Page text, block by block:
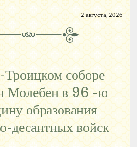
2 августа, 2026
соборе
Молебен в 96 -ю
образования
десантных войск